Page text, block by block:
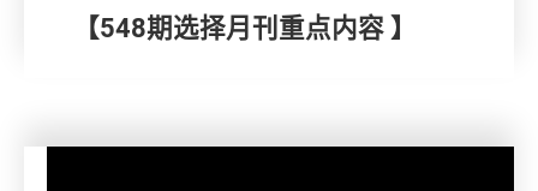
【548期选择月刊重点内容 】